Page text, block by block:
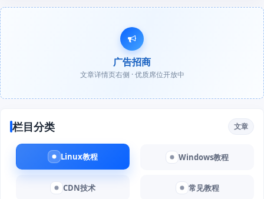
广告招商
文章详情页右侧 · 优质席位开放中
栏目分类 文章
Linux教程 Windows教程
CDN技术 常见教程